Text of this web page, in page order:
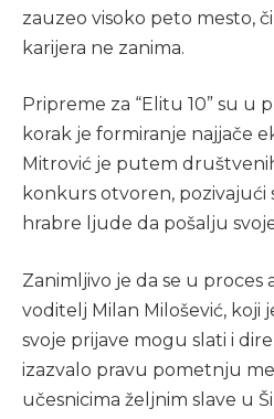
zauzeo visoko peto mesto,
karijera ne zanima.
Pripreme za “Elitu 10” su u
korak je formiranje najjače
Mitrović je putem
konkurs otvoren, pozivajući
hrabre ljude da pošalju
Zanimljivo je da se u proces
voditelj Milan Milošević, koji
svoje prijave mogu slati i
izazvalo pravu pometnju
učesnicima željnim slave u